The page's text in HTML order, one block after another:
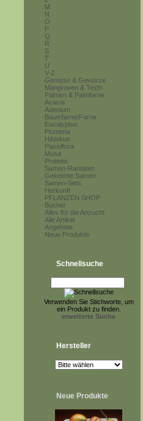
M
N
O
P
Q
R
S
T
U
V-Z
Gemüse & Gewürze
Mangroven & Teich
Palmen & Palmfarne
Acacia
Adenium
Baumfarne/Farne
Eucalyptus
Plumeria
Hibiskus
Passiflora
Musa
Proteen
Samen-Raritäten
Gekeimte Samen
Samen-Sets
Herkunft
PFLANZEN SHOP
Bücher
Alles für die Anzucht
Alle Artikel
Angebote
Neue Produkte
Schnellsuche
Verwenden Sie Stichworte, um
ein Produkt zu finden.
erweiterte Suche
Hersteller
Neue Produkte